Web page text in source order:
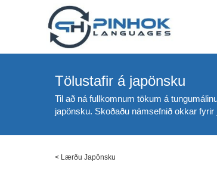
Tölustafir á japönsku
Til að ná fullkomnum tökum á
japönsku. Skoðaðu námsefnið okkar
< Lærðu Japönsku